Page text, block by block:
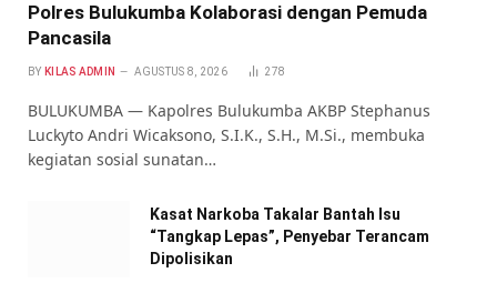
Polres Bulukumba Kolaborasi dengan Pemuda
Pancasila
BY KILAS ADMIN AGUSTUS 8, 2026 278
BULUKUMBA — Kapolres Bulukumba AKBP Stephanus
Luckyto Andri Wicaksono, S.I.K., S.H., M.Si., membuka
kegiatan sosial sunatan…
Kasat Narkoba Takalar Bantah Isu
“Tangkap Lepas”, Penyebar Terancam
Dipolisikan